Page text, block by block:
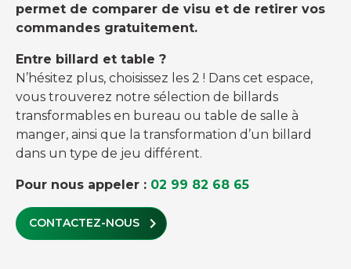
permet de comparer de visu et de retirer vos
commandes gratuitement.
Entre billard et table ?
N’hésitez plus, choisissez les 2 ! Dans cet espace,
vous trouverez notre sélection de billards
transformables en bureau ou table de salle à
manger, ainsi que la transformation d’un billard
dans un type de jeu différent.
Pour nous appeler : 02 99 82 68 65
CONTACTEZ-NOUS chevron_right